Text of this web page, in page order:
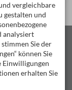
die
und
eine
um die
vergleichbare
gestalten und
analysiert
Sie der
können Sie
Einwilligungen
erhalten Sie